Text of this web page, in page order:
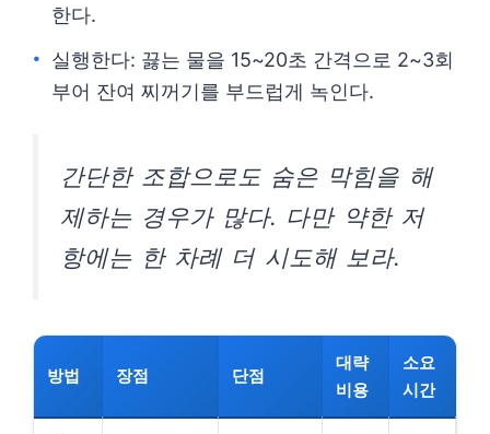
한다.
실행한다: 끓는 물을 15~20초 간격으로 2~3회
부어 잔여 찌꺼기를 부드럽게 녹인다.
간단한 조합으로도 숨은 막힘을 해
제하는 경우가 많다. 다만 약한 저
항에는 한 차례 더 시도해 보라.
방법 장점 단점
대략
비용
소요
시간